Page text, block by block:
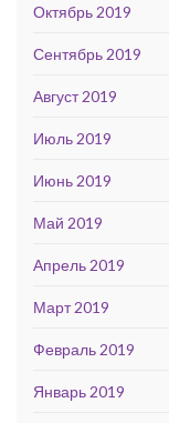
Октябрь 2019
Сентябрь 2019
Август 2019
Июль 2019
Июнь 2019
Май 2019
Апрель 2019
Март 2019
Февраль 2019
Январь 2019